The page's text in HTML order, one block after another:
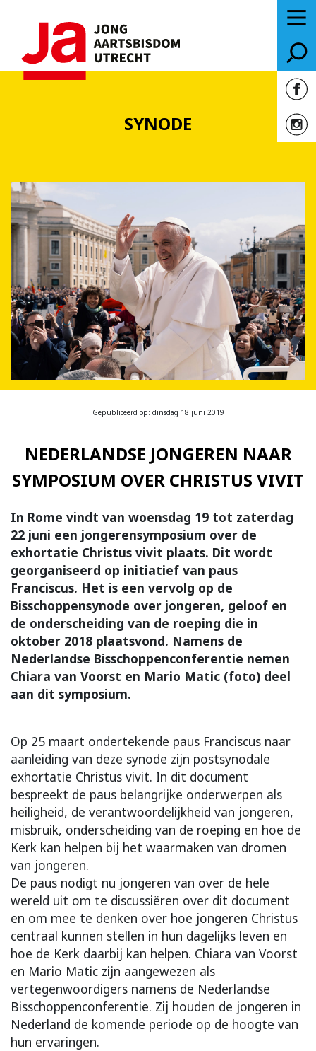
SYNODE
Gepubliceerd op: dinsdag 18 juni 2019
NEDERLANDSE JONGEREN NAAR
SYMPOSIUM OVER CHRISTUS VIVIT
In Rome vindt van woensdag 19 tot zaterdag
22 juni een jongerensymposium over de
exhortatie Christus vivit plaats. Dit wordt
georganiseerd op initiatief van paus
Franciscus. Het is een vervolg op de
Bisschoppensynode over jongeren, geloof en
de onderscheiding van de roeping die in
oktober 2018 plaatsvond. Namens de
Nederlandse Bisschoppenconferentie nemen
Chiara van Voorst en Mario Matic (foto) deel
aan dit symposium.
Op 25 maart ondertekende paus Franciscus naar
aanleiding van deze synode zijn postsynodale
exhortatie Christus vivit. In dit document
bespreekt de paus belangrijke onderwerpen als
heiligheid, de verantwoordelijkheid van jongeren,
misbruik, onderscheiding van de roeping en hoe de
Kerk kan helpen bij het waarmaken van dromen
van jongeren.
De paus nodigt nu jongeren van over de hele
wereld uit om te discussiëren over dit document
en om mee te denken over hoe jongeren Christus
centraal kunnen stellen in hun dagelijks leven en
hoe de Kerk daarbij kan helpen. Chiara van Voorst
en Mario Matic zijn aangewezen als
vertegenwoordigers namens de Nederlandse
Bisschoppenconferentie. Zij houden de jongeren in
Nederland de komende periode op de hoogte van
hun ervaringen.